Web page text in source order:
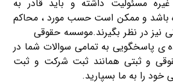
مسئولیت داشته و باید قادر به
باشد و ممکن است حسب مورد ، محاکم
نیز در نظر بگیرند.موسسه حقوقی
ی پاسخگویی به تمامی سوالات شما در
و ثبتی همانند ثبت شرکت و ثبت
خود را به ما بسپارید.